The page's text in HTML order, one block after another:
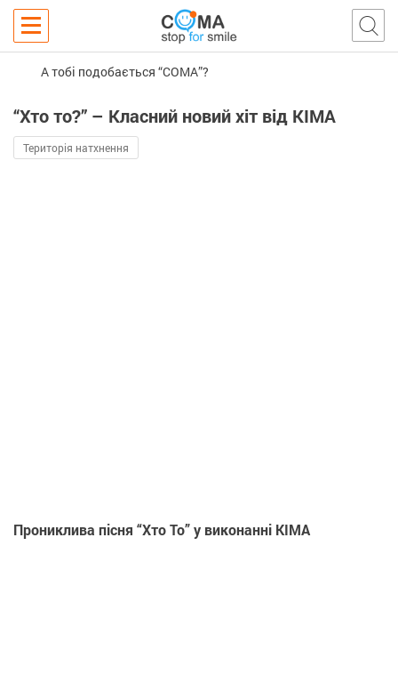
А тобі подобається “COMA”?
“Хто то?” – Класний новий хіт від KIMA
Територія натхнення
Прониклива пісня “Хто То” у виконанні KIMA